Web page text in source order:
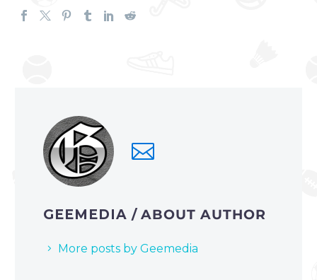
GEEMEDIA / ABOUT AUTHOR
More posts by Geemedia